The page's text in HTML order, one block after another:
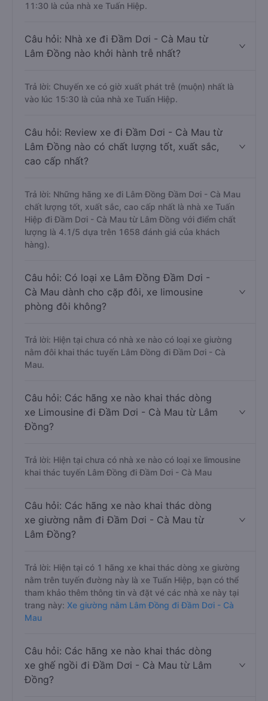
11:30 là của nhà xe Tuấn Hiệp.
Câu hỏi: Nhà xe đi Đầm Dơi - Cà Mau từ
Lâm Đồng nào khởi hành trễ nhất?
Trả lời: Chuyến xe có giờ xuất phát trễ (muộn) nhất là
vào lúc 15:30 là của nhà xe Tuấn Hiệp.
Câu hỏi: Review xe đi Đầm Dơi - Cà Mau từ
Lâm Đồng nào có chất lượng tốt, xuất sắc,
cao cấp nhất?
Trả lời: Những hãng xe đi Lâm Đồng Đầm Dơi - Cà Mau
chất lượng tốt, xuất sắc, cao cấp nhất là nhà xe Tuấn
Hiệp đi Đầm Dơi - Cà Mau từ Lâm Đồng với điểm chất
lượng là 4.1/5 dựa trên 1658 đánh giá của khách
hàng).
Câu hỏi: Có loại xe Lâm Đồng Đầm Dơi -
Cà Mau dành cho cặp đôi, xe limousine
phòng đôi không?
Trả lời: Hiện tại chưa có nhà xe nào có loại xe giường
nằm đôi khai thác tuyến Lâm Đồng đi Đầm Dơi - Cà
Mau.
Câu hỏi: Các hãng xe nào khai thác dòng
xe Limousine đi Đầm Dơi - Cà Mau từ Lâm
Đồng?
Trả lời: Hiện tại chưa có nhà xe nào có loại xe limousine
khai thác tuyến Lâm Đồng đi Đầm Dơi - Cà Mau
Câu hỏi: Các hãng xe nào khai thác dòng
xe giường nằm đi Đầm Dơi - Cà Mau từ
Lâm Đồng?
Trả lời: Hiện tại có 1 hãng xe khai thác dòng xe giường
nằm trên tuyến đường này là xe Tuấn Hiệp, bạn có thể
tham khảo thêm thông tin và đặt vé các nhà xe này tại
trang này: Xe giường nằm Lâm Đồng đi Đầm Dơi - Cà
Mau
Câu hỏi: Các hãng xe nào khai thác dòng
xe ghế ngồi đi Đầm Dơi - Cà Mau từ Lâm
Đồng?